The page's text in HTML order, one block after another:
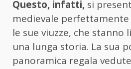
Questo, infatti, si
medievale perfettamente
le sue viuzze, che stanno
una lunga storia. La sua
panoramica regala